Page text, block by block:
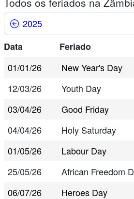
2025
Data
Feriado
01/01/26
New Year's Day
12/03/26
Youth Day
03/04/26
Good Friday
04/04/26
Holy Saturday
01/05/26
Labour Day
25/05/26
African Freedom
06/07/26
Heroes Day